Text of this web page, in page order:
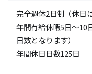
完全週休2日制（休日
年間有給休暇5日～10
日数となります）
年間休日日数125日